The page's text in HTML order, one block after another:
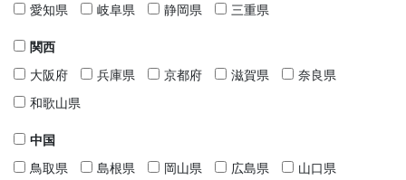
愛知県 岐阜県 静岡県 三重県
関西
大阪府
兵庫県 京都府 滋賀県
奈良県
和歌山県
中国
鳥取県
島根県 岡山県 広島県 山口県